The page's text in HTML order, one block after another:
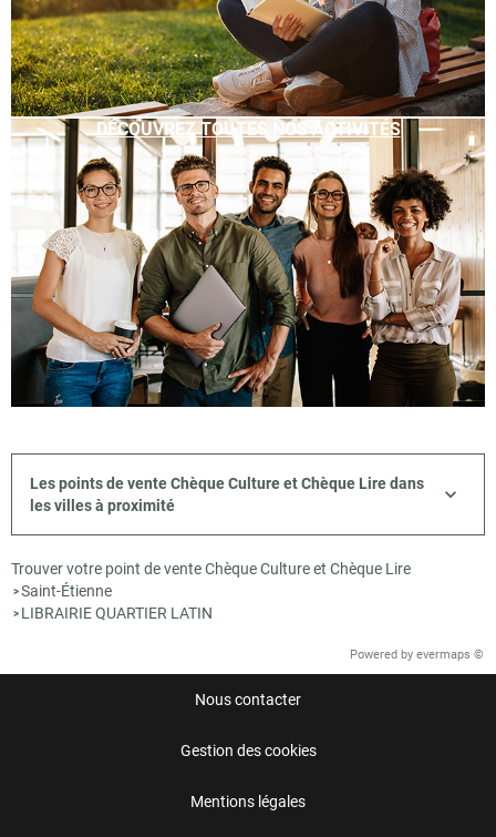
DÉCOUVREZ TOUTES NOS ACTIVITÉS
Les points de vente Chèque Culture et Chèque Lire dans
les villes à proximité
Trouver votre point de vente Chèque Culture et Chèque Lire
>Saint-Étienne
> LIBRAIRIE QUARTIER LATIN
Powered by evermaps ©
Nous contacter
Gestion des cookies
Mentions légales